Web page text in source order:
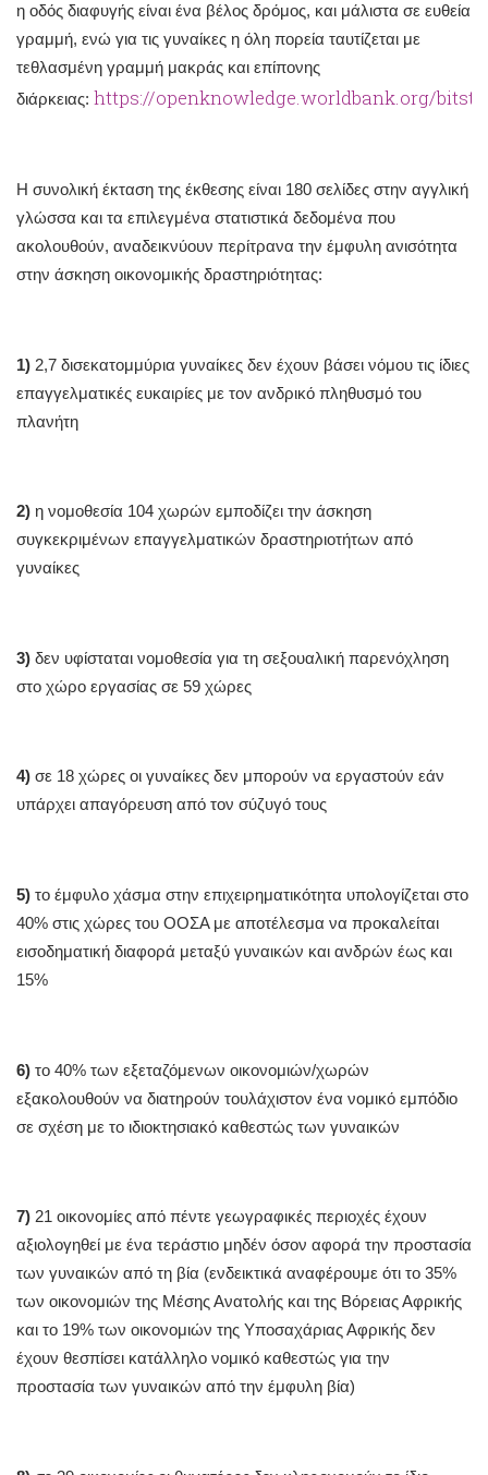
η οδός διαφυγής είναι ένα βέλος δρόμος, και μάλιστα σε ευθεία
γραμμή, ενώ για τις γυναίκες η όλη πορεία ταυτίζεται με
τεθλασμένη γραμμή μακράς και επίπονης
διάρκειας: https://openknowledge.worldbank.org/
Η συνολική έκταση της έκθεσης είναι 180 σελίδες στην αγγλική
γλώσσα και τα επιλεγμένα στατιστικά δεδομένα που
ακολουθούν, αναδεικνύουν περίτρανα την έμφυλη ανισότητα
στην άσκηση οικονομικής δραστηριότητας:
1) 2,7 δισεκατομμύρια γυναίκες δεν έχουν βάσει νόμου τις ίδιες
επαγγελματικές ευκαιρίες με τον ανδρικό πληθυσμό του
πλανήτη
2) η νομοθεσία 104 χωρών εμποδίζει την άσκηση
συγκεκριμένων επαγγελματικών δραστηριοτήτων από
γυναίκες
3) δεν υφίσταται νομοθεσία για τη σεξουαλική παρενόχληση
στο χώρο εργασίας σε 59 χώρες
4) σε 18 χώρες οι γυναίκες δεν μπορούν να εργαστούν εάν
υπάρχει απαγόρευση από τον σύζυγό τους
5) το έμφυλο χάσμα στην επιχειρηματικότητα υπολογίζεται στο
40% στις χώρες του ΟΟΣΑ με αποτέλεσμα να προκαλείται
εισοδηματική διαφορά μεταξύ γυναικών και ανδρών έως και
15%
6) το 40% των εξεταζόμενων οικονομιών/χωρών
εξακολουθούν να διατηρούν τουλάχιστον ένα νομικό εμπόδιο
σε σχέση με το ιδιοκτησιακό καθεστώς των γυναικών
7) 21 οικονομίες από πέντε γεωγραφικές περιοχές έχουν
αξιολογηθεί με ένα τεράστιο μηδέν όσον αφορά την προστασία
των γυναικών από τη βία (ενδεικτικά αναφέρουμε ότι το 35%
των οικονομιών της Μέσης Ανατολής και της Βόρειας Αφρικής
και το 19% των οικονομιών της Υποσαχάριας Αφρικής δεν
έχουν θεσπίσει κατάλληλο νομικό καθεστώς για την
προστασία των γυναικών από την έμφυλη βία)